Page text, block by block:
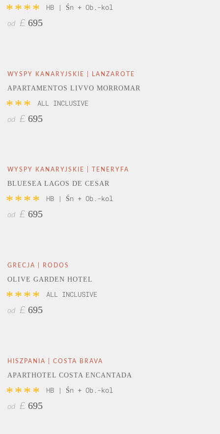
**** HB | Śn + Ob.-kol
od £ 695
WYSPY KANARYJSKIE | LANZAROTE
APARTAMENTOS LIVVO MORROMAR
*** ALL INCLUSIVE
od £ 695
WYSPY KANARYJSKIE | TENERYFA
BLUESEA LAGOS DE CESAR
**** HB | Śn + Ob.-kol
od £ 695
GRECJA | RODOS
OLIVE GARDEN HOTEL
**** ALL INCLUSIVE
od £ 695
HISZPANIA | COSTA BRAVA
APARTHOTEL COSTA ENCANTADA
**** HB | Śn + Ob.-kol
od £ 695